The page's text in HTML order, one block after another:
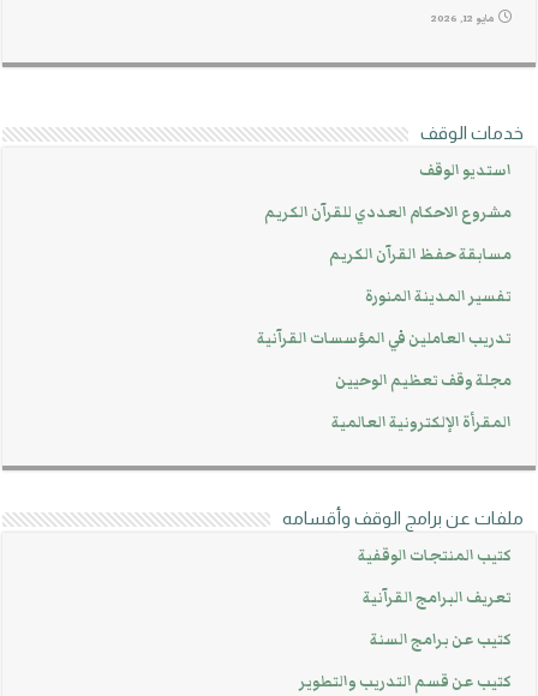
مايو 12, 2026
خدمات الوقف
استديو الوقف
مشروع الاحكام العددي للقرآن الكريم
مسابقة حفظ القرآن الكريم
تفسير المدينة المنورة
تدريب العاملين في المؤسسات القرآنية
مجلة وقف تعظيم الوحيين
المقرأة الإلكترونية العالمية
ملفات عن برامج الوقف وأقسامه
كتيب المنتجات الوقفية
تعريف البرامج القرآنية
كتيب عن برامج السنة
كتيب عن قسم التدريب والتطوير